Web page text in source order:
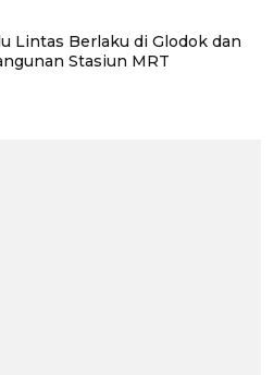
Lintas Berlaku di Glodok dan
Stasiun MRT